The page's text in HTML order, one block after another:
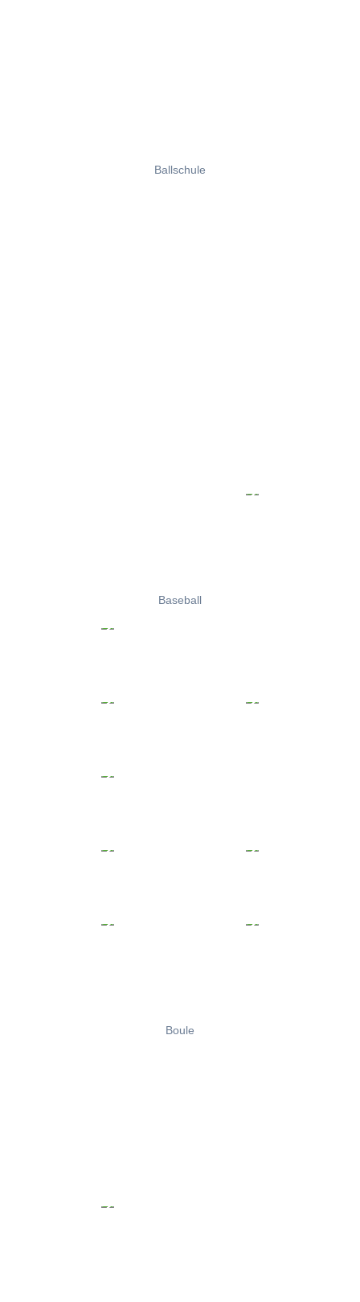
Ballschule
Baseball
Boule